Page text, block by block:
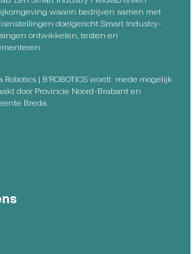
waarin bedrijven samen met
doelgericht Smart Industry-
ontwikkelen, testen en
Robotics | B’ROBOTICS wordt mede mogelijk
door Provincie Noord-Brabant en
Breda.